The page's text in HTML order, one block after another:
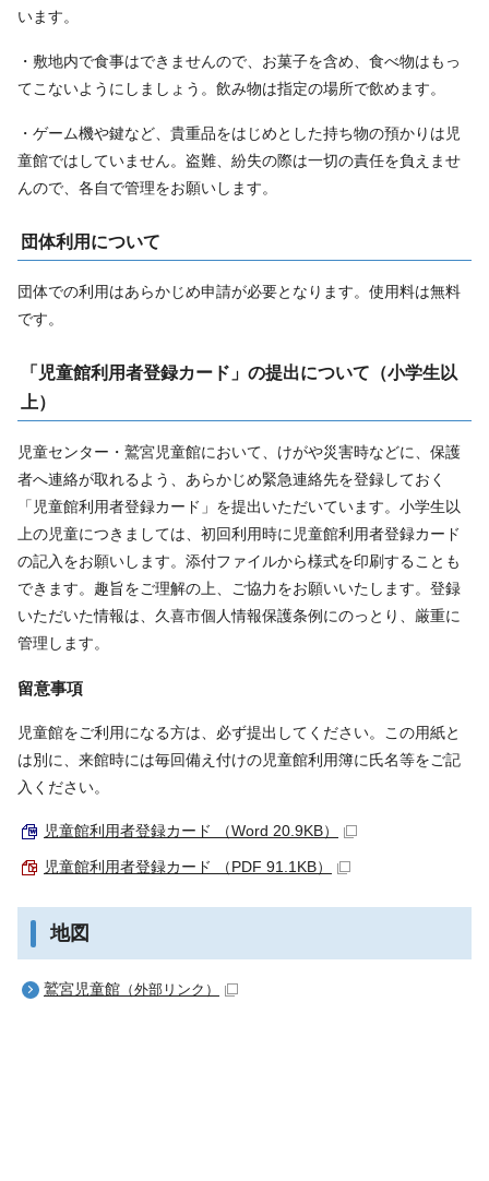
います。
・敷地内で食事はできませんので、お菓子を含め、食べ物はもっ
てこないようにしましょう。飲み物は指定の場所で飲めます。
・ゲーム機や鍵など、貴重品をはじめとした持ち物の預かりは児
童館ではしていません。盗難、紛失の際は一切の責任を負えませ
んので、各自で管理をお願いします。
団体利用について
団体での利用はあらかじめ申請が必要となります。使用料は無料
です。
「児童館利用者登録カード」の提出について（小学生以
上）
児童センター・鷲宮児童館において、けがや災害時などに、保護
者へ連絡が取れるよう、あらかじめ緊急連絡先を登録しておく
「児童館利用者登録カード」を提出いただいています。小学生以
上の児童につきましては、初回利用時に児童館利用者登録カード
の記入をお願いします。添付ファイルから様式を印刷することも
できます。趣旨をご理解の上、ご協力をお願いいたします。登録
いただいた情報は、久喜市個人情報保護条例にのっとり、厳重に
管理します。
留意事項
児童館をご利用になる方は、必ず提出してください。この用紙と
は別に、来館時には毎回備え付けの児童館利用簿に氏名等をご記
入ください。
児童館利用者登録カード （Word 20.9KB）
児童館利用者登録カード （PDF 91.1KB）
地図
鷲宮児童館 （外部リンク）